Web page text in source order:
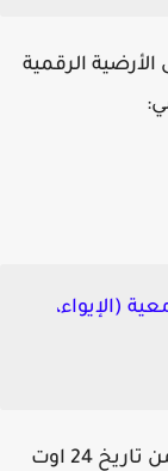
الرقمية
(الإيواء،
الأرضية مغلقة، سيتم اعادة فتحها ابتداءا من تاريخ 24 اوت